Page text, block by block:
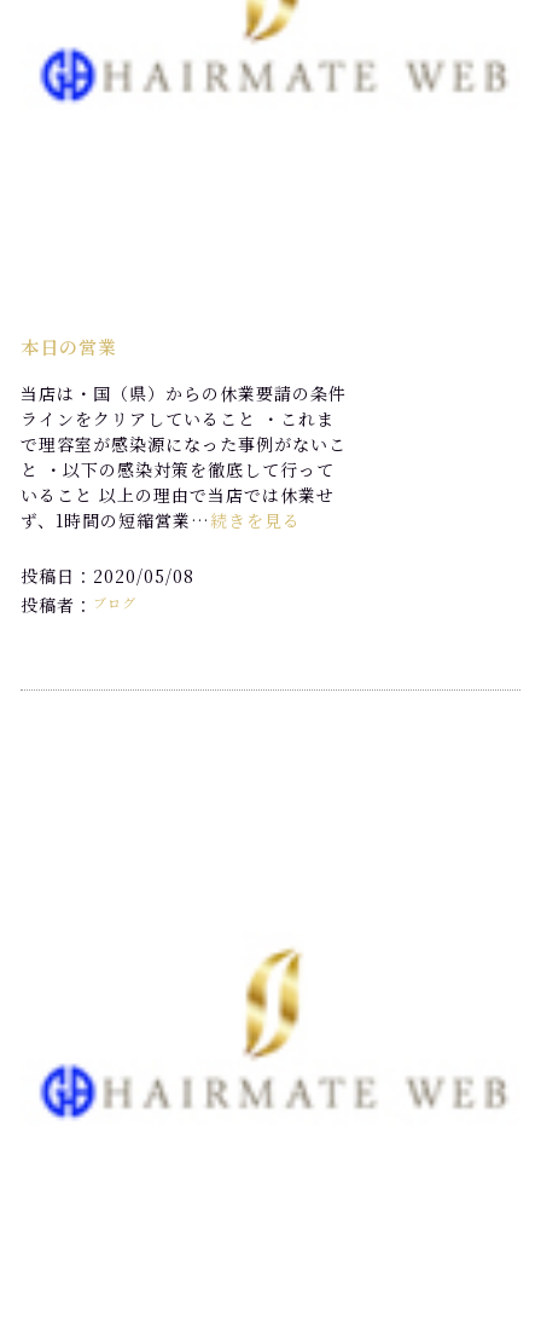
本日の営業
当店は・国（県）からの休業要請の条件
ラインをクリアしていること ・これま
で理容室が感染源になった事例がないこ
と ・以下の感染対策を徹底して行って
いること 以上の理由で当店では休業せ
ず、1時間の短縮営業… 続きを見る
投稿日：2020/05/08
投稿者： ブログ